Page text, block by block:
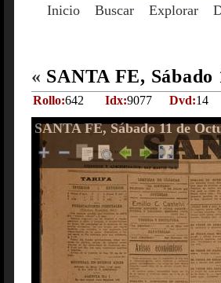
Inicio Buscar Explorar
« SANTA FE,
Rollo:642 Idx:9077 Dvd:14
SANTA FE, Sábado 11 de